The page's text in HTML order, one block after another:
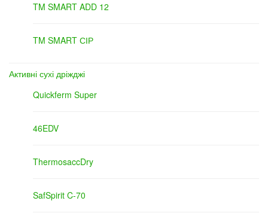
TM SMART ADD 12
TM SMART СІР
Активні сухі дріжджі
Quickferm Super
46EDV
ThermosaccDry
SafSpirit C-70